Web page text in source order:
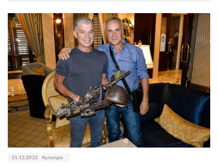
21.12.2022 Культура